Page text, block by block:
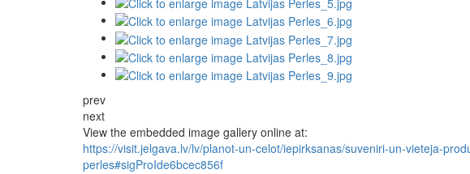
prev
next
View the embedded image gallery online at:
https://visit.jelgava.lv/lv/planot-un-celot/iepirksanas/suveniri-un-vieteja-
perles#sigProIde6bcec856f